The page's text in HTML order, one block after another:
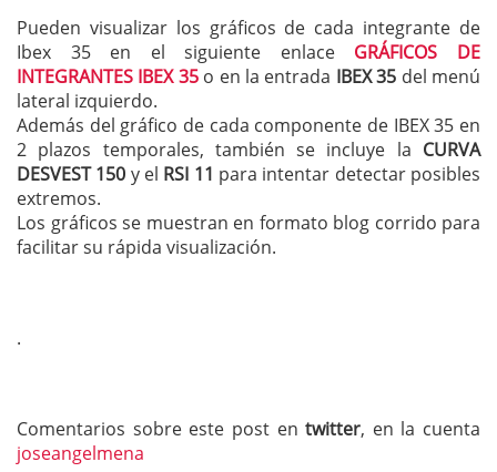
Pueden visualizar los gráficos de cada integrante de
Ibex 35 en el siguiente enlace GRÁFICOS DE
INTEGRANTES IBEX 35o en la entrada IBEX 35 del menú
lateral izquierdo.
Además del gráfico de cada componente de IBEX 35 en
2 plazos temporales, también se incluye la CURVA
DESVEST 150 y el RSI 11 para intentar detectar posibles
extremos.
Los gráficos se muestran en formato blog corrido para
facilitar su rápida visualización.
.
Comentarios sobre este post entwitter, en la cuenta
joseangelmena